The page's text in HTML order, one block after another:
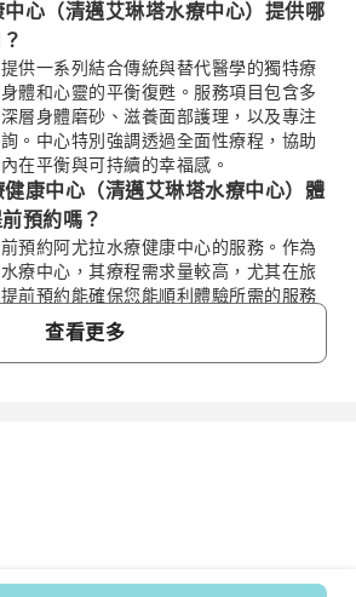
心（清邁艾琳塔水療中心）提供哪
供一系列結合傳統與替代醫學的獨特療
體和心靈的平衡復甦。服務項目包含多
層身體磨砂、滋養面部護理，以及專注
。中心特別強調透過全面性療程，協助
在平衡與可持續的幸福感。
康中心（清邁艾琳塔水療中心）體
預約嗎？
預約阿尤拉水療健康中心的服務。作為
療中心，其療程需求量較高，尤其在旅
前預約能確保您能順利體驗所需的服務
現場等候或預約不到。您可以透過
受便捷的流程並確保您的水療體驗順暢無
獨特之處在於其深植的「精神、身體與
不同於一般放鬆型水療，它結合經驗豐
心健康的復興之旅」，透過溫和的療
查看更多
健康中心（清邁艾琳塔水療中心）
摩服務後給予小費是常見的習慣，代表